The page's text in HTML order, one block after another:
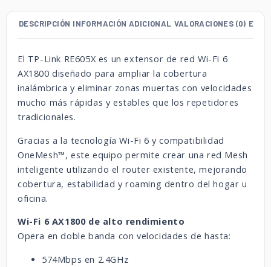
DESCRIPCIÓN INFORMACIÓN ADICIONAL VALORACIONES (0)
El TP-Link RE605X es un extensor de red Wi-Fi 6
AX1800 diseñado para ampliar la cobertura
inalámbrica y eliminar zonas muertas con velocidades
mucho más rápidas y estables que los repetidores
tradicionales.
Gracias a la tecnología Wi-Fi 6 y compatibilidad
OneMesh™, este equipo permite crear una red Mesh
inteligente utilizando el router existente, mejorando
cobertura, estabilidad y roaming dentro del hogar u
oficina.
Wi-Fi 6 AX1800 de alto rendimiento
Opera en doble banda con velocidades de hasta:
574Mbps en 2.4GHz